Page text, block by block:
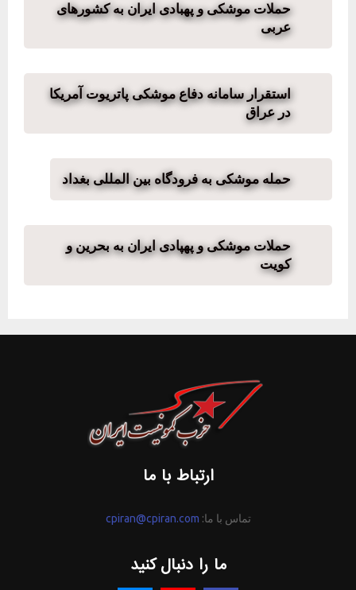
حملات موشکی و پهبادی ایران به کشورهای
عربی
استقرار سامانه دفاع موشکی پاتریوت آمریکا
در عراق
حمله موشکی به فرودگاه بین المللی بغداد
حملات موشکی و پهپادی ایران به بحرین و
کویت
ارتباط با ما
تماس با ما: cpiran@cpiran.com
ما را دنبال کنید